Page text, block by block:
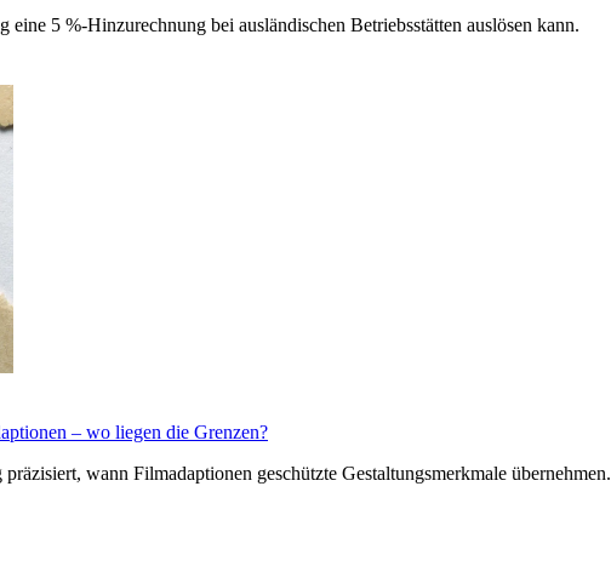
5 %-Hinzurechnung bei ausländischen Betriebsstätten auslösen kann.
– wo liegen die Grenzen?
wann Filmadaptionen geschützte Gestaltungsmerkmale übernehmen.